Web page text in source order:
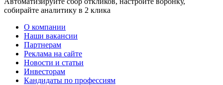
собирайте аналитику в 2 клика
О компании
Наши вакансии
Партнерам
Реклама на сайте
Новости и статьи
Инвесторам
Кандидаты по профессиям